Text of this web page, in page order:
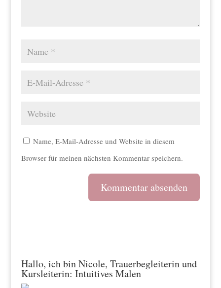
Name, E-Mail-Adresse und Website in diesem
Browser für meinen nächsten Kommentar speichern.
e
r
Hallo, ich bin Nicole, Trauerbegleiterin und
Kursleiterin: Intuitives Malen